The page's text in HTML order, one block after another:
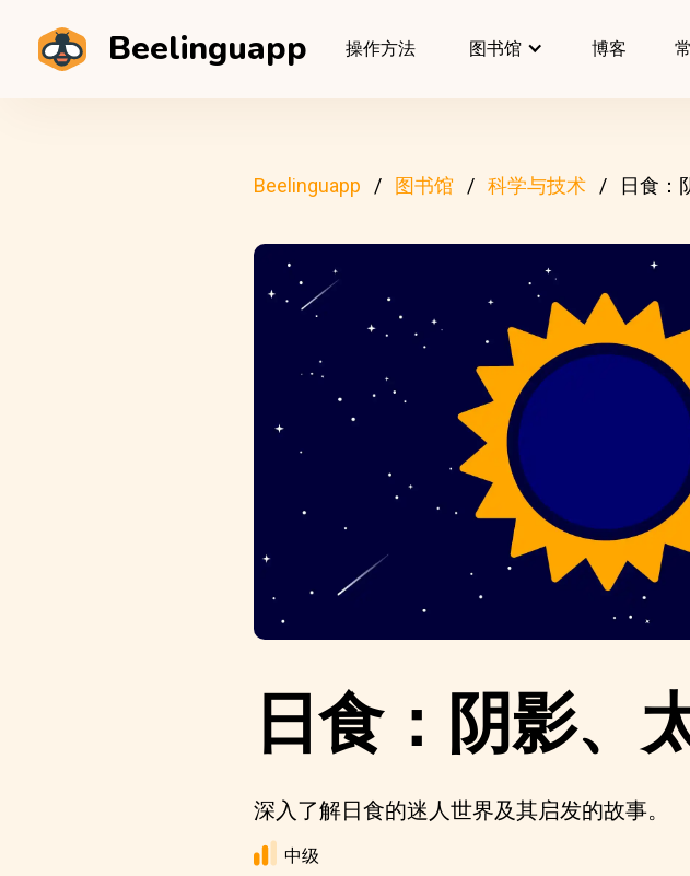
Beelinguapp 操作方法 图书馆 博客
Beelinguapp 图书馆 科学与技术 日食：
日食：阴影、
深入了解日食的迷人世界及其启发的故事。
中级